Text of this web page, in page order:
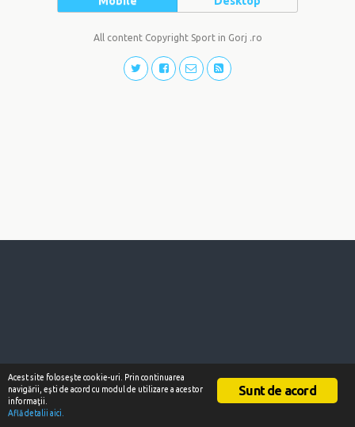
All content Copyright Sport in Gorj .ro
Sunt de acord
Acest site foloseşte cookie-uri. Prin continuarea
navigării, eşti de acord cu modul de utilizare a acestor
informaţii.
Află detalii aici.